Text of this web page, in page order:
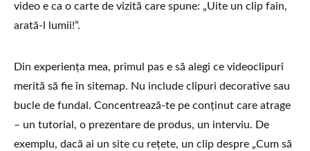
video e ca o carte de vizită care spune: „Uite un clip fain,
arată-l lumii!”.
Din experiența mea, primul pas e să alegi ce videoclipuri
merită să fie în sitemap. Nu include clipuri decorative sau
bucle de fundal. Concentrează-te pe conținut care atrage
– un tutorial, o prezentare de produs, un interviu. De
exemplu, dacă ai un site cu rețete, un clip despre „Cum să